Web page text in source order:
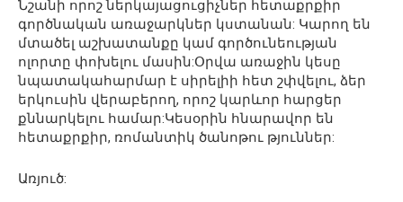
Նշանի որոշ ներկայացուցիչներ հետաքրքիր
գործնական առաջարկներ կստանան: Կարող են
մտածել աշխատանքը կամ գործունեության
ոլորտը փոխելու մասին:Օրվա առաջին կեսը
նպատակահարմար է սիրելիի հետ շփվելու, ձեր
երկուսին վերաբերող, որոշ կարևոր հարցեր
քննարկելու համար:Կեսօրին հնարավոր են
հետաքրքիր, ռոմանտիկ ծանոթու թյուններ:
Առյուծ: